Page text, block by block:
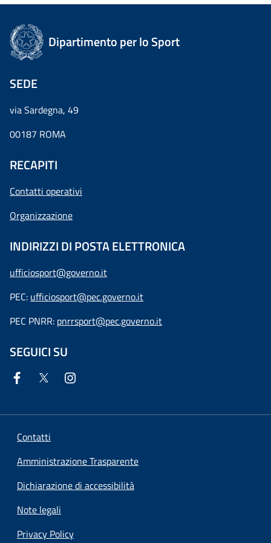
Dipartimento per lo Sport
SEDE
via Sardegna, 49
00187 ROMA
RECAPITI
Contatti operativi
Organizzazione
INDIRIZZI DI POSTA ELETTRONICA
ufficiosport@governo.it
PEC: ufficiosport@pec.governo.it
PEC PNRR: pnrrsport@pec.governo.it
SEGUICI SU
Contatti
Amministrazione Trasparente
Dichiarazione di accessibilità
Note legali
Privacy Policy